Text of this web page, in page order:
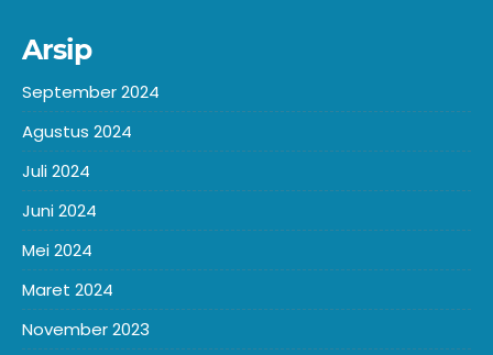
Arsip
September 2024
Agustus 2024
Juli 2024
Juni 2024
Mei 2024
Maret 2024
November 2023